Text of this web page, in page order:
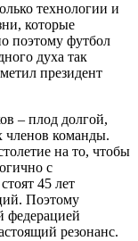
технологии и
которые
поэтому футбол
духа так
президент
– плод долгой,
членов команды.
на то, чтобы
с
45 лет
Поэтому
федерацией
резонанс.